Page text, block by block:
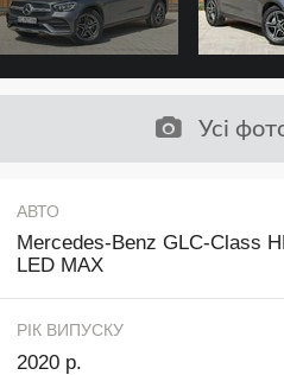
Усі
АВТО
Mercedes-Benz GLC-
LED MAX
РІК ВИПУСКУ
2020 р.